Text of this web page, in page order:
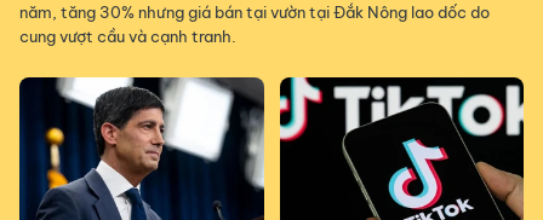
năm, tăng 30% nhưng giá bán tại vườn tại Đắk Nông lao dốc do
cung vượt cầu và cạnh tranh.